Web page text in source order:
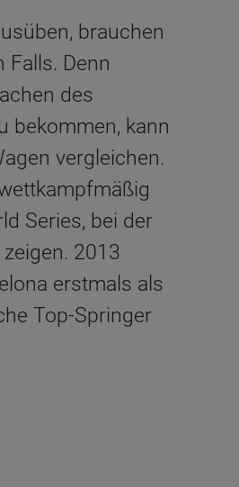
brauchen
Denn
des
bekommen, kann
vergleichen.
Series, bei der
2013
erstmals als
Top-Springer